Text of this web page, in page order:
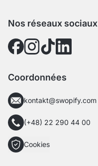
Nos réseaux sociaux
Coordonnées
kontakt@swopify.com
(+48) 22 290 44 00
Cookies